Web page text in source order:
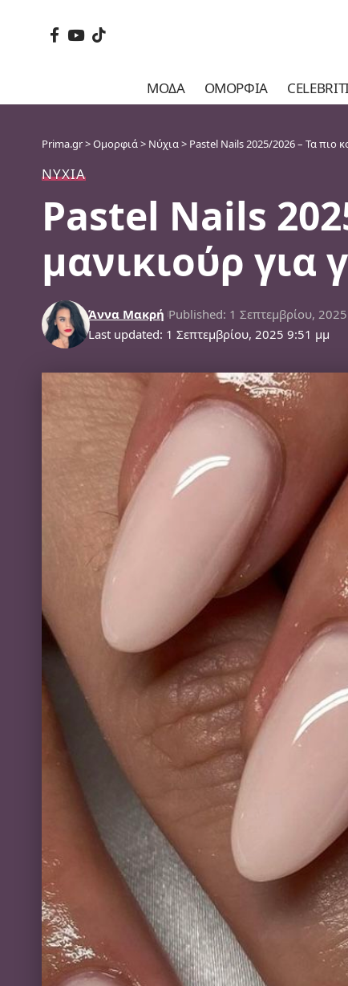
ΜΌΔΑ ΟΜΟΡΦΙΆ
Prima.gr>Ομορφιά> Νύχια> Pastel Nails 2025/2026 – Τα πιο
ΝΎΧΙΑ
Pastel Nails
μανικιούρ για
Last updated: 1 Σεπτεμβρίου, 2025 9:51 μμ
Άννα Μακρή Published: 1 Σεπτεμβρίου, 2025